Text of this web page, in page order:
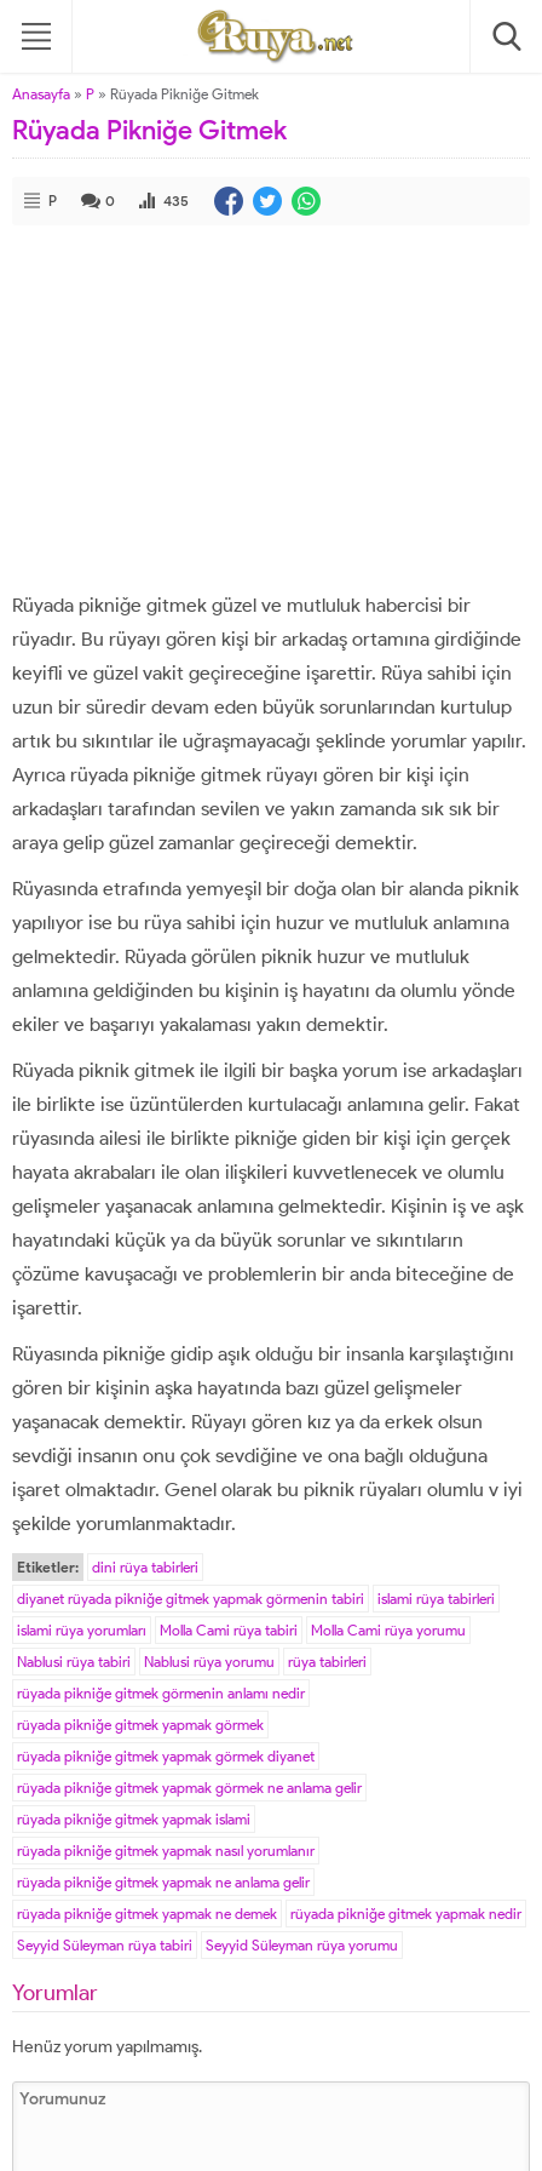
Anasayfa » P » Rüyada Pikniğe Gitmek
Rüyada Pikniğe Gitmek
P 0 435
Rüyada pikniğe gitmek güzel ve mutluluk habercisi bir
rüyadır. Bu rüyayı gören kişi bir arkadaş ortamına girdiğinde
keyifli ve güzel vakit geçireceğine işarettir. Rüya sahibi için
uzun bir süredir devam eden büyük sorunlarından kurtulup
artık bu sıkıntılar ile uğraşmayacağı şeklinde yorumlar yapılır.
Ayrıca rüyada pikniğe gitmek rüyayı gören bir kişi için
arkadaşları tarafından sevilen ve yakın zamanda sık sık bir
araya gelip güzel zamanlar geçireceği demektir.
Rüyasında etrafında yemyeşil bir doğa olan bir alanda piknik
yapılıyor ise bu rüya sahibi için huzur ve mutluluk anlamına
gelmektedir. Rüyada görülen piknik huzur ve mutluluk
anlamına geldiğinden bu kişinin iş hayatını da olumlu yönde
ekiler ve başarıyı yakalaması yakın demektir.
Rüyada piknik gitmek ile ilgili bir başka yorum ise arkadaşları
ile birlikte ise üzüntülerden kurtulacağı anlamına gelir. Fakat
rüyasında ailesi ile birlikte pikniğe giden bir kişi için gerçek
hayata akrabaları ile olan ilişkileri kuvvetlenecek ve olumlu
gelişmeler yaşanacak anlamına gelmektedir. Kişinin iş ve aşk
hayatındaki küçük ya da büyük sorunlar ve sıkıntıların
çözüme kavuşacağı ve problemlerin bir anda biteceğine de
işarettir.
Rüyasında pikniğe gidip aşık olduğu bir insanla karşılaştığını
gören bir kişinin aşka hayatında bazı güzel gelişmeler
yaşanacak demektir. Rüyayı gören kız ya da erkek olsun
sevdiği insanın onu çok sevdiğine ve ona bağlı olduğuna
işaret olmaktadır. Genel olarak bu piknik rüyaları olumlu v iyi
şekilde yorumlanmaktadır.
Etiketler:
dini rüya tabirleri
diyanet rüyada pikniğe gitmek yapmak görmenin tabiri
islami rüya tabirleri
islami rüya yorumları
Molla Cami rüya tabiri
Molla Cami rüya yorumu
Nablusi rüya tabiri
Nablusi rüya yorumu
rüya tabirleri
rüyada pikniğe gitmek görmenin anlamı nedir
rüyada pikniğe gitmek yapmak görmek
rüyada pikniğe gitmek yapmak görmek diyanet
rüyada pikniğe gitmek yapmak görmek ne anlama gelir
rüyada pikniğe gitmek yapmak islami
rüyada pikniğe gitmek yapmak nasıl yorumlanır
rüyada pikniğe gitmek yapmak ne anlama gelir
rüyada pikniğe gitmek yapmak ne demek
rüyada pikniğe gitmek yapmak nedir
Seyyid Süleyman rüya tabiri
Seyyid Süleyman rüya yorumu
Yorumlar
Henüz yorum yapılmamış.